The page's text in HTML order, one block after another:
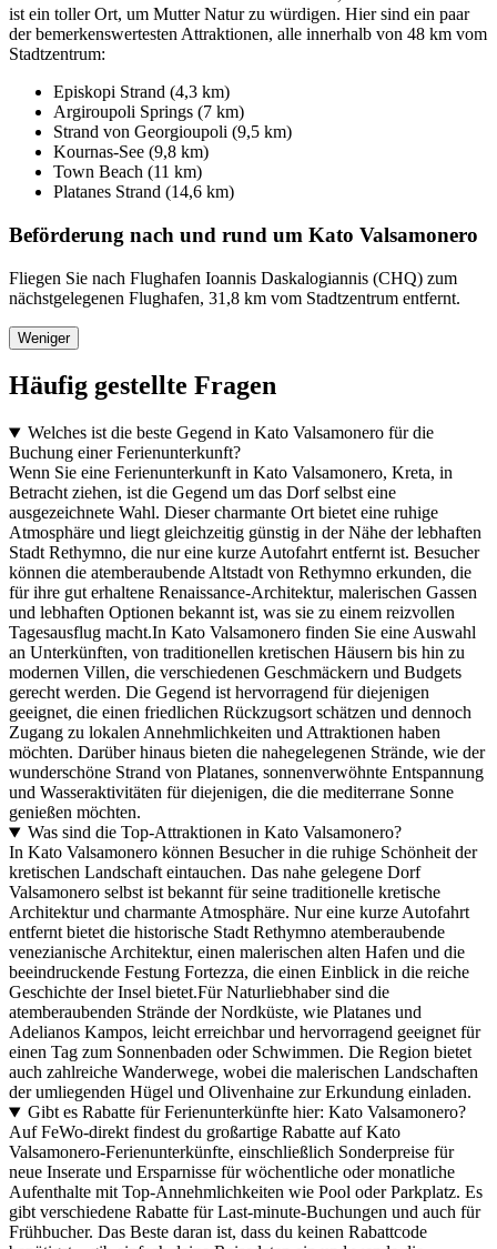
ist ein toller Ort, um Mutter Natur zu würdigen. Hier sind ein paar
der bemerkenswertesten Attraktionen, alle innerhalb von 48 km vom
Stadtzentrum:
Episkopi Strand (4,3 km)
Argiroupoli Springs (7 km)
Strand von Georgioupoli (9,5 km)
Kournas-See (9,8 km)
Town Beach (11 km)
Platanes Strand (14,6 km)
Beförderung nach und rund um Kato Valsamonero
Fliegen Sie nach Flughafen Ioannis Daskalogiannis (CHQ) zum
nächstgelegenen Flughafen, 31,8 km vom Stadtzentrum entfernt.
Weniger
Häufig gestellte Fragen
Welches ist die beste Gegend in Kato Valsamonero für die
Buchung einer Ferienunterkunft?
Wenn Sie eine Ferienunterkunft in Kato Valsamonero, Kreta, in
Betracht ziehen, ist die Gegend um das Dorf selbst eine
ausgezeichnete Wahl. Dieser charmante Ort bietet eine ruhige
Atmosphäre und liegt gleichzeitig günstig in der Nähe der lebhaften
Stadt Rethymno, die nur eine kurze Autofahrt entfernt ist. Besucher
können die atemberaubende Altstadt von Rethymno erkunden, die
für ihre gut erhaltene Renaissance-Architektur, malerischen Gassen
und lebhaften Optionen bekannt ist, was sie zu einem reizvollen
Tagesausflug macht.In Kato Valsamonero finden Sie eine Auswahl
an Unterkünften, von traditionellen kretischen Häusern bis hin zu
modernen Villen, die verschiedenen Geschmäckern und Budgets
gerecht werden. Die Gegend ist hervorragend für diejenigen
geeignet, die einen friedlichen Rückzugsort schätzen und dennoch
Zugang zu lokalen Annehmlichkeiten und Attraktionen haben
möchten. Darüber hinaus bieten die nahegelegenen Strände, wie der
wunderschöne Strand von Platanes, sonnenverwöhnte Entspannung
und Wasseraktivitäten für diejenigen, die die mediterrane Sonne
genießen möchten.
Was sind die Top-Attraktionen in Kato Valsamonero?
In Kato Valsamonero können Besucher in die ruhige Schönheit der
kretischen Landschaft eintauchen. Das nahe gelegene Dorf
Valsamonero selbst ist bekannt für seine traditionelle kretische
Architektur und charmante Atmosphäre. Nur eine kurze Autofahrt
entfernt bietet die historische Stadt Rethymno atemberaubende
venezianische Architektur, einen malerischen alten Hafen und die
beeindruckende Festung Fortezza, die einen Einblick in die reiche
Geschichte der Insel bietet.Für Naturliebhaber sind die
atemberaubenden Strände der Nordküste, wie Platanes und
Adelianos Kampos, leicht erreichbar und hervorragend geeignet für
einen Tag zum Sonnenbaden oder Schwimmen. Die Region bietet
auch zahlreiche Wanderwege, wobei die malerischen Landschaften
der umliegenden Hügel und Olivenhaine zur Erkundung einladen.
Gibt es Rabatte für Ferienunterkünfte hier: Kato Valsamonero?
Auf FeWo-direkt findest du großartige Rabatte auf Kato
Valsamonero-Ferienunterkünfte, einschließlich Sonderpreise für
neue Inserate und Ersparnisse für wöchentliche oder monatliche
Aufenthalte mit Top-Annehmlichkeiten wie Pool oder Parkplatz. Es
gibt verschiedene Rabatte für Last-minute-Buchungen und auch für
Frühbucher. Das Beste daran ist, dass du keinen Rabattcode